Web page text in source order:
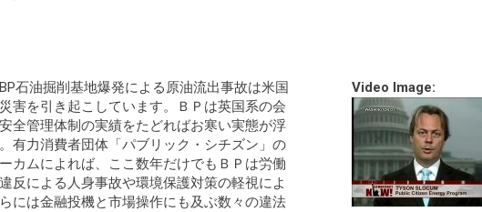
Video Image:
石油掘削基地爆発による原油流出事故は米国
害を引き起こしています。ＢＰは英国系の会
全管理体制の実績をたどればお寒い実態が浮
有力消費者団体「パブリック・シチズン」の
カムによれば、ここ数年だけでもＢＰは労働
反による人身事故や環境保護対策の軽視によ
には金融投機と市場操作にも及ぶ数々の違法